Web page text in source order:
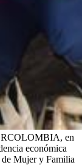
en
económica
de Mujer y Familia